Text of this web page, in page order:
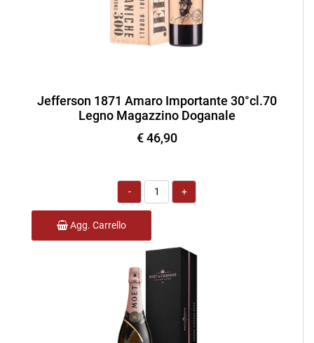
Jefferson 1871 Amaro Importante 30°cl.70
Legno Magazzino Doganale
€ 46,90
Quantità
Agg. Carrello